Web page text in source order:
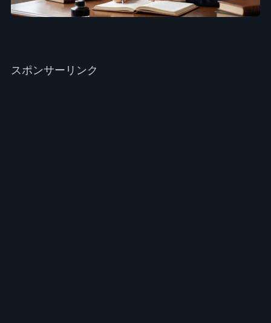
スポンサーリンク